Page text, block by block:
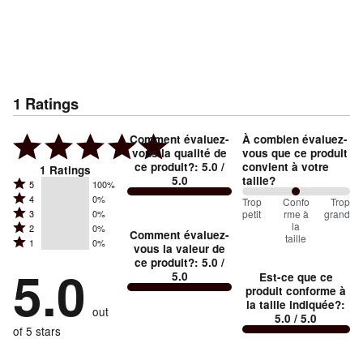
1 Ratings
1 Ratings
Rated
5
stars
by
of
reviewers
5 100%
Rated
4
stars
by
of
reviewers
4 0%
Rated
3
stars
0%
of
reviewers
3 0%
Rated
2
by
0%
of
reviewers
2 0%
Rated
stars
by
0%
of
1 0%
5.0 out
of 5 stars
Comment évaluez-
vous la qualité de
ce produit?:5.0 /
5.0
Comment évaluez-
vous la valeur de
ce produit?:5.0 /
5.0
À combien évaluez-
vous que ce produit
convient à votre
taille?
100
between
and
Conforme
à
Trop
petit
Confo
rme à
la
taille
Trop
grand
Est-ce que ce
produit conforme à
la taille indiquée?:
5.0 / 5.0